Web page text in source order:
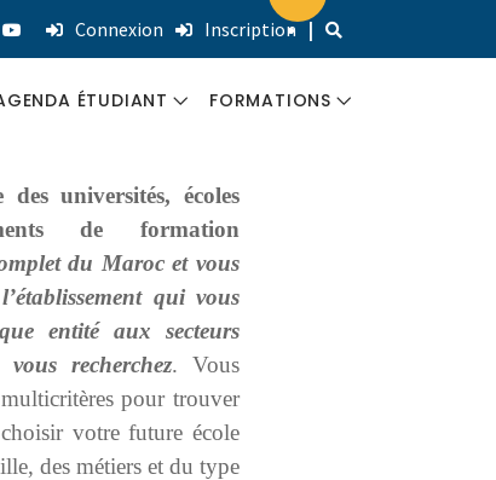
Connexion Inscription |
ÉTUDIANT
INSCRIPTIONS ET
CONCOURS
COLLOQUES &
CONTRIBUTIONS
PRO
SALONS ET
ÉVÉNEMENTS PRO
FORMATIONS
FORMATIONS
QUALIFIANTES
FORMATION
CONTINUE
des universités, écoles
de formation
du Maroc et vous
qui vous
entité aux secteurs
recherchez. Vous
pour trouver
votre future école
des métiers et du type